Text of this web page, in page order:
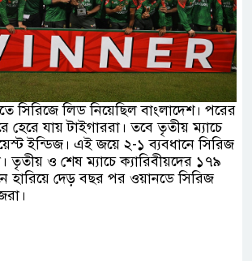
বিনিয়োগের এখনই
কারবারি আটক
দাবিতে ফরিদগঞ্জে অহিংস
সিরিজে লিড নিয়েছিল বাংলাদেশ। পরের
হেরে যায় টাইগাররা। তবে তৃতীয় ম্যাচে
ইন্ডিজ। এই জয়ে ২-১ ব্যবধানে সিরিজ
তৃতীয় ও শেষ ম্যাচে ক্যারিবীয়দের ১৭৯
হারিয়ে দেড় বছর পর ওয়ানডে সিরিজ